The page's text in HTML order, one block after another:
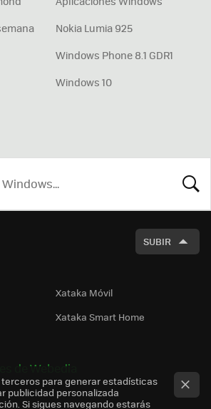
Nokia Lumia 925
Windows Phone 8.1 GDR1
Windows 10
SUBIR
Xataka Móvil
Xataka Smart Home
de Webedia
para generar estadísticas
publicidad personalizada
Si sigues navegando estarás